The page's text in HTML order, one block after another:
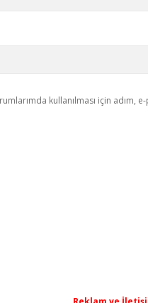
kullanılması için adım,